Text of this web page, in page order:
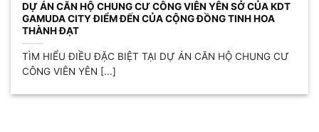
DỰ ÁN CĂN HỘ CHUNG CƯ CÔNG VIÊN YÊN SỞ CỦA KDT
GAMUDA CITY ĐIỂM ĐẾN CỦA CỘNG ĐỒNG TINH HOA
THÀNH ĐẠT
TÌM HIỂU ĐIỀU ĐẶC BIỆT TẠI DỰ ÁN CĂN HỘ CHUNG CƯ
CÔNG VIÊN YÊN [...]